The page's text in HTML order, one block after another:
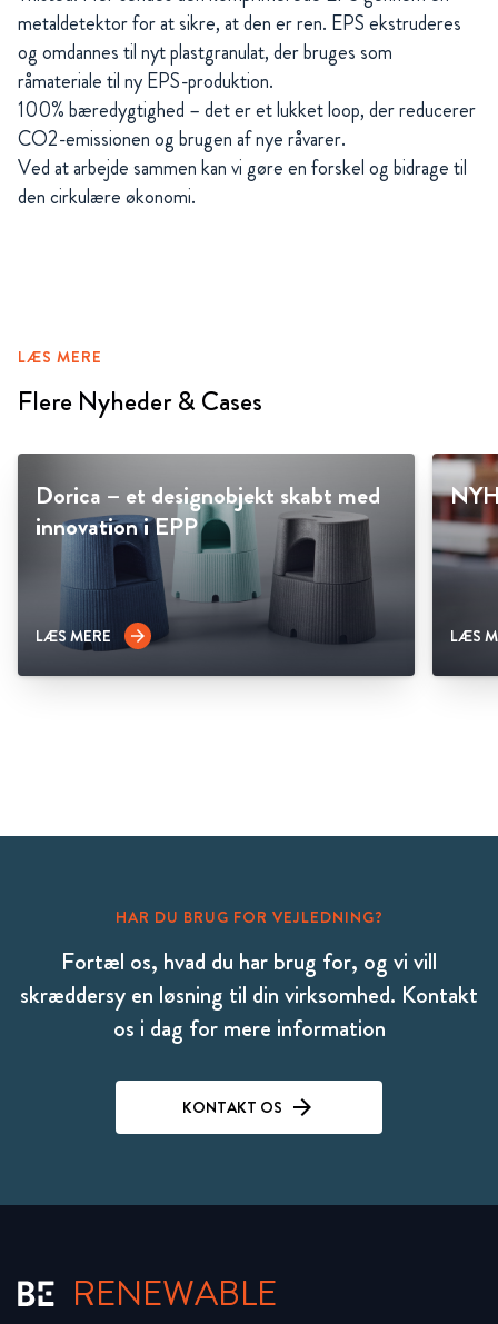
metaldetektor for at sikre, at den er ren. EPS ekstruderes
og omdannes til nyt plastgranulat, der bruges som
råmateriale til ny EPS-produktion.
100% bæredygtighed – det er et lukket loop, der reducerer
CO2-emissionen og brugen af nye råvarer.
Ved at arbejde sammen kan vi gøre en forskel og bidrage til
den cirkulære økonomi.
LÆS MERE
Flere Nyheder & Cases
Dorica – et designobjekt skabt med
innovation i EPP
LÆS MERE arrow_forward LÆS
HAR DU BRUG FOR VEJLEDNING?
Fortæl os, hvad du har brug for, og vi vill
skræddersy en løsning til din virksomhed. Kontakt
os i dag for mere information
KONTAKT OS
RENEWABLE